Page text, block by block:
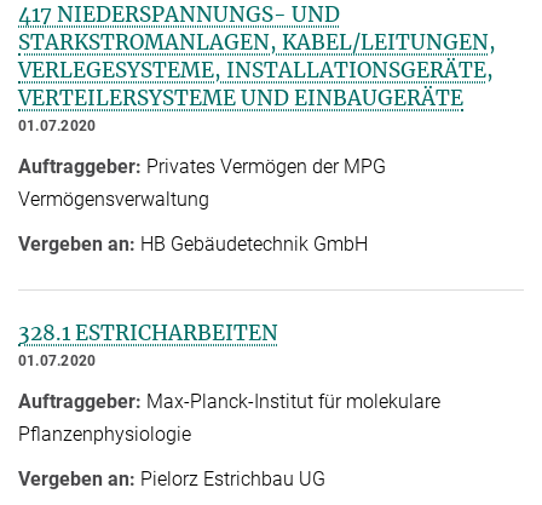
417 NIEDERSPANNUNGS- UND
STARKSTROMANLAGEN, KABEL/LEITUNGEN,
VERLEGESYSTEME, INSTALLATIONSGERÄTE,
VERTEILERSYSTEME UND EINBAUGERÄTE
01.07.2020
Auftraggeber: Privates Vermögen der MPG
Vermögensverwaltung
Vergeben an: HB Gebäudetechnik GmbH
328.1 ESTRICHARBEITEN
01.07.2020
Auftraggeber: Max-Planck-Institut für molekulare
Pflanzenphysiologie
Vergeben an: Pielorz Estrichbau UG